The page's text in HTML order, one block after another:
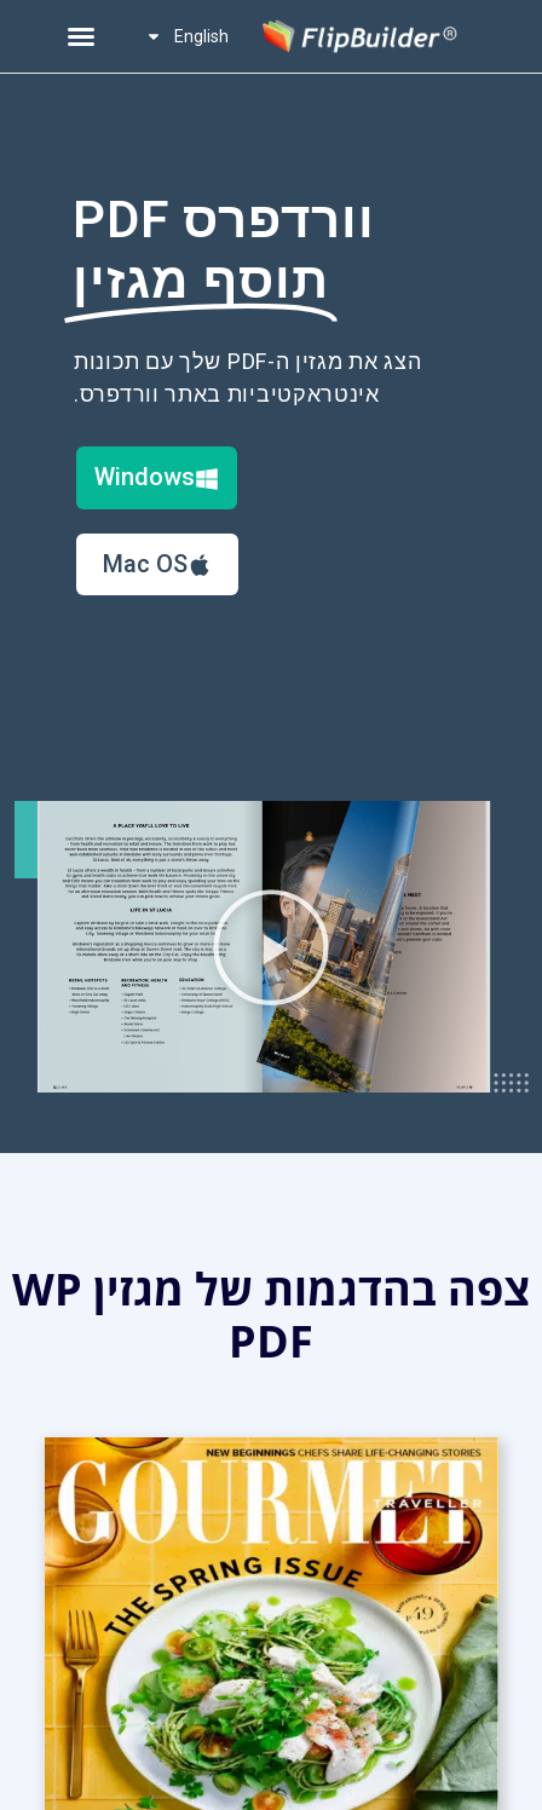
English
וורדפרס PDF
תוסף מגזין
הצג את מגזין ה-PDF שלך עם תכונות
אינטראקטיביות באתר וורדפרס.
Windows
Mac OS
צפה בהדגמות של מגזין WP
PDF